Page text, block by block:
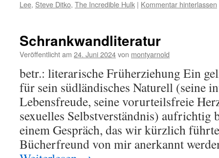
Lee, Steve Ditko, The Incredible Hulk | Kommentar hinterlassen
Schrankwandliteratur
Veröffentlicht am 24. Juni 2024von montyarnold
betr.: literarische Früherziehung Ein
für sein südländisches Naturell (seine
Lebensfreude, seine vorurteilsfreie
sexuelles Selbstverständnis) aufrichtig
einem Gespräch, das wir kürzlich
Bücherfreund von mir anerkannt